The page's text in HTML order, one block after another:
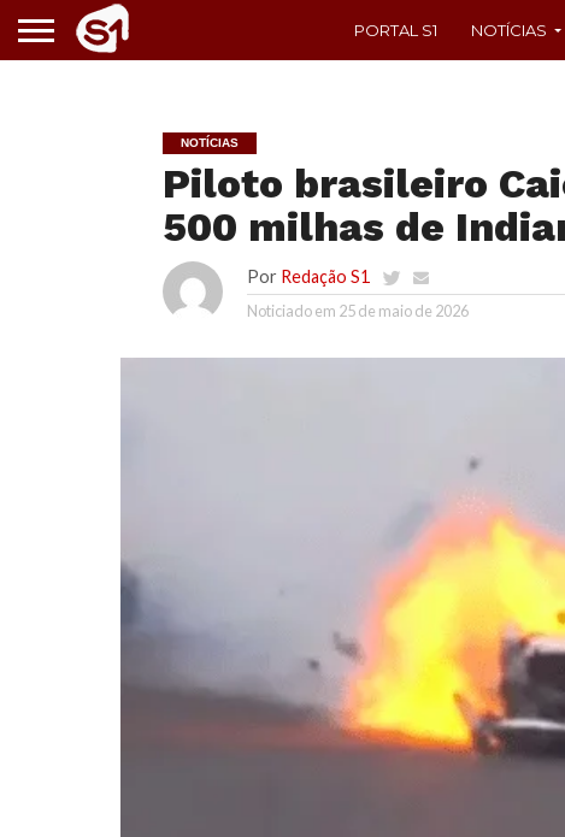
PORTAL S1 NOTÍCIAS
NOTÍCIAS
Piloto brasileiro
500 milhas de
Por Redação S1
Noticiado em 25 de maio de 2026